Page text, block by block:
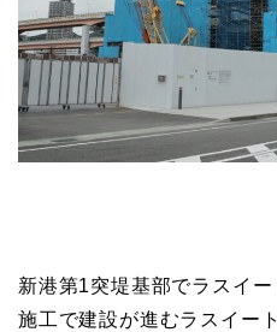
新港第1突堤基部でラスイ
施工で建設が進むラスイー